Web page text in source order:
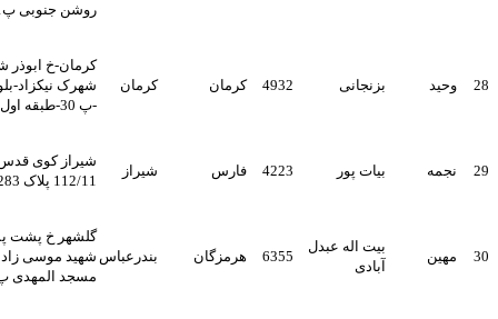
روشن جنوبی پ11 زنگ4
بزنجانی 4932 کرمان کرمان
کرمان-خ ابوذر شمالی
شهرک نیکزاد-بلوار شهرک
بیات پور 4223 فارس شیراز
شیراز کوی قدس فرعی
112/11 پلاک 283
بیت اله عبدل
آبادی
6355 هرمزگان بندرعباس
گلشهر خ پشت پمپ بنزین خ
شهید موسی زاده جنب
مسجد المهدی پ 42